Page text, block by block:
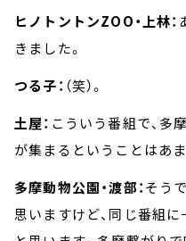
ヒノトントンZOO・上林：
きました。
つる子： （笑）。
土屋： こういう番組で、多
が集まるということはあ
多摩動物公園・渡部：そう
思いますけど、同じ番組